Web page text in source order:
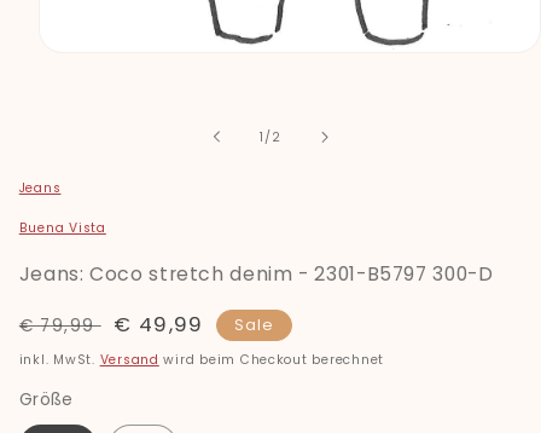
1 /von
2
Jeans
Buena Vista
Jeans: Coco stretch denim - 2301-B5797 300-D
Normaler
Preis
€ 79,99 Verkaufspreis
€ 49,99 Sale
inkl. MwSt. Versand wird beim Checkout berechnet
Größe